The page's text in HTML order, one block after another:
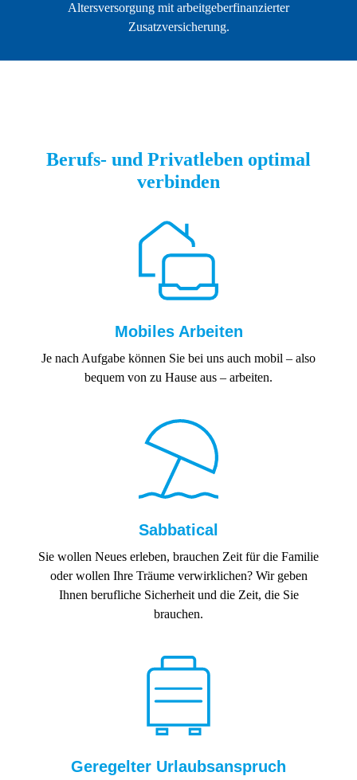
Altersversorgung mit arbeitgeberfinanzierter
Zusatzversicherung.
Berufs- und Privatleben optimal
verbinden
Mobiles Arbeiten
Je nach Aufgabe können Sie bei uns auch mobil – also
bequem von zu Hause aus – arbeiten.
Sabbatical
Sie wollen Neues erleben, brauchen Zeit für die Familie
oder wollen Ihre Träume verwirklichen? Wir geben
Ihnen berufliche Sicherheit und die Zeit, die Sie
brauchen.
Geregelter Urlaubsanspruch